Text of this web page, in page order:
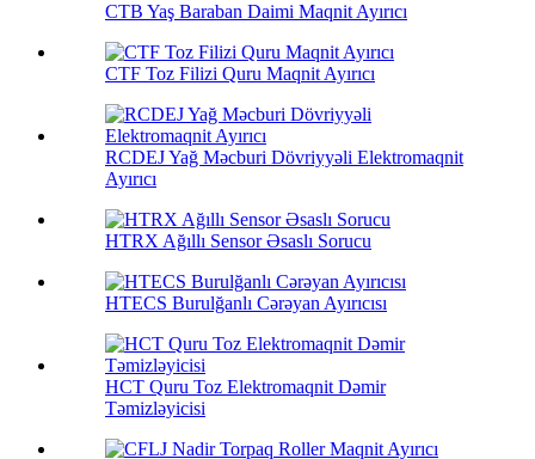
CTB Yaş Baraban Daimi Maqnit Ayırıcı
CTF Toz Filizi Quru Maqnit Ayırıcı
RCDEJ Yağ Məcburi Dövriyyəli Elektromaqnit
Ayırıcı
HTRX Ağıllı Sensor Əsaslı Sorucu
HTECS Burulğanlı Cərəyan Ayırıcısı
HCT Quru Toz Elektromaqnit Dəmir
Təmizləyicisi